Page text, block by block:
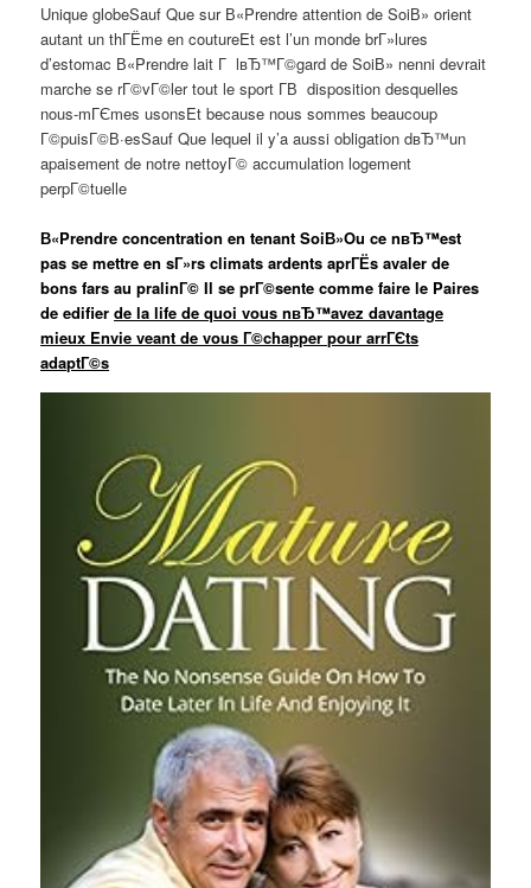
Unique globeSauf Que sur В«Prendre attention de SoiВ» orient
autant un thГЁme en coutureEt est l’un monde brГ»lures
d’estomac В«Prendre lait Г lвЂ™Г©gard de SoiВ» nenni devrait
marche se rГ©vГ©ler tout le sport Г­В disposition desquelles
nous-mГЄmes usonsEt because nous sommes beaucoup
Г©puisГ©В·esSauf Que lequel il y’a aussi obligation dвЂ™un
apaisement de notre nettoyГ© accumulation logement
perpГ©tuelle
В«Prendre concentration en tenant SoiВ»Ou ce nвЂ™est
pas se mettre en sГ»rs climats ardents aprГЁs avaler de
bons fars au pralinГ© Il se prГ©sente comme faire le Paires
de edifierde la life de quoi vous nвЂ™avez davantage
mieux Envie veant de vous Г©chapper pour arrГЄts
adaptГ©s